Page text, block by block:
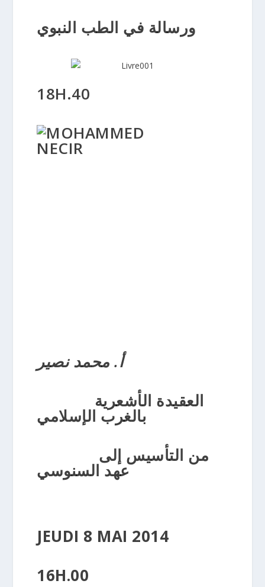
ورسالة في الطب النبوي
18H.40
أ. محمد نصير
بالغرب الإسلامي
عهد السنوسي
JEUDI 8 MAI 2014
16H.00